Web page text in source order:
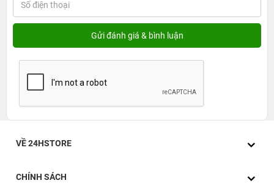
VỀ 24HSTORE
CHÍNH SÁCH